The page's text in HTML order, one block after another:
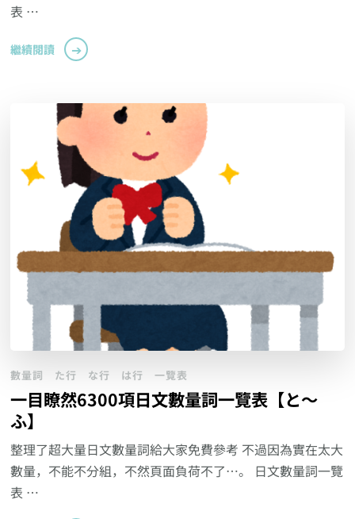
表 …
繼續閱讀
數量詞 た行 な行 は行 一覽表
一目瞭然6300項日文數量詞一覽表【と～
ふ】
整理了超大量日文數量詞給大家免費參考 不過因為實在太大
數量，不能不分組，不然頁面負荷不了…。 日文數量詞一覽
表 …